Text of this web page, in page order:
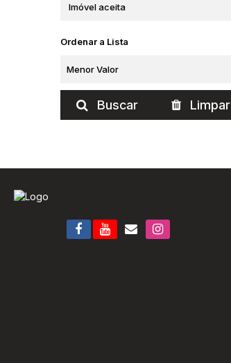
THIESEN RESIDENCE (1)
Imóvel aceita
Ordenar a Lista
Buscar Limpar